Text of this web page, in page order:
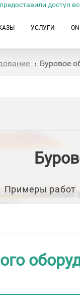
доступ
УСЛУГИ
› Буровое
Примеры работ